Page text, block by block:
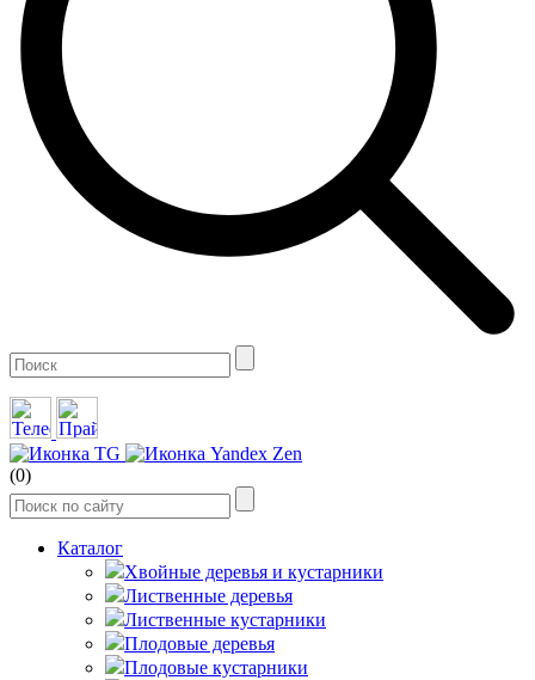
(0)
Каталог
Хвойные деревья и кустарники
Лиственные деревья
Лиственные кустарники
Плодовые деревья
Плодовые кустарники